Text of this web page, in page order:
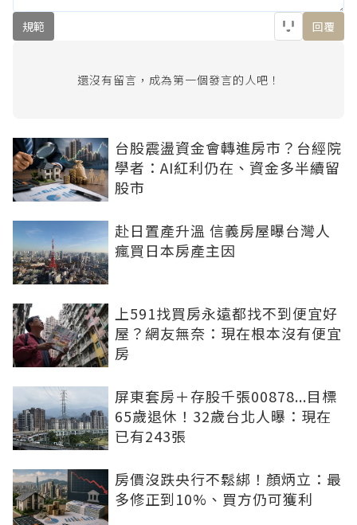
規範 回覆
還沒有留言，成為第一個發言的人吧！
台股震盪資金會轉進房市？台經院
學者：AI紅利仍在、資金多半續留
股市
赴日置產升溫 信義房屋曝台灣人
瘋買日本房產主因
上591找買房永遠都找不到便宜好
屋？網友無奈：現在根本沒有便宜
房
屏東套房＋存股千張00878...目標
65歲退休！32歲台北人曝：現在
已有243張
房價沒跌央行不鬆綁！顏炳立：最
多修正到10%、買方仍可獲利